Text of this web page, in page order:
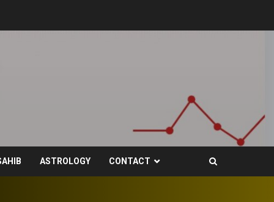
ASTROLOGY CONTACT